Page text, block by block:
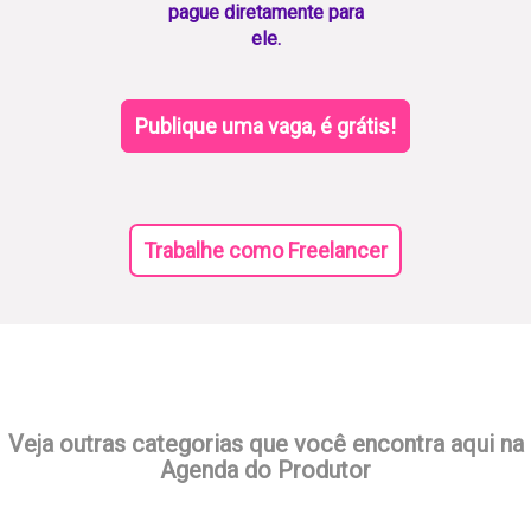
pague diretamente para
ele.
Publique uma vaga, é grátis!
Trabalhe como Freelancer
Veja outras categorias que você encontra aqui na
Agenda do Produtor